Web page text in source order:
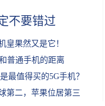
不要错过
皇果然又是它！
普通手机的距离
最值得买的5G手机？
第二，苹果位居第三